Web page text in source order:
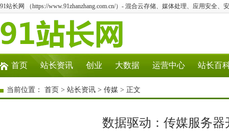
91站长网 （https://www.91zhanzhang.com.cn/）- 混合云存储、媒体处理、应用安全、
首页 站长资讯 创业 大数据 运营中心 站长百
当前位置： 首页 > 站长资讯 > 传媒 > 正文
数据驱动：传媒服务